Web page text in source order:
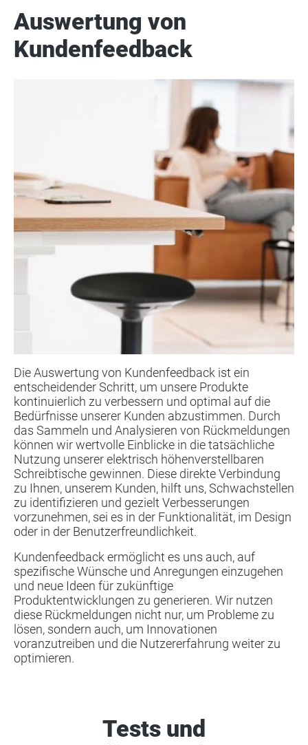
Auswertung von
Kundenfeedback
Die Auswertung von Kundenfeedback ist ein
entscheidender Schritt, um unsere Produkte
kontinuierlich zu verbessern und optimal auf die
Bedürfnisse unserer Kunden abzustimmen. Durch
das Sammeln und Analysieren von Rückmeldungen
können wir wertvolle Einblicke in die tatsächliche
Nutzung unserer elektrisch höhenverstellbaren
Schreibtische gewinnen. Diese direkte Verbindung
zu Ihnen, unserem Kunden, hilft uns, Schwachstellen
zu identifizieren und gezielt Verbesserungen
vorzunehmen, sei es in der Funktionalität, im Design
oder in der Benutzerfreundlichkeit.
Kundenfeedback ermöglicht es uns auch, auf
spezifische Wünsche und Anregungen einzugehen
und neue Ideen für zukünftige
Produktentwicklungen zu generieren. Wir nutzen
diese Rückmeldungen nicht nur, um Probleme zu
lösen, sondern auch, um Innovationen
voranzutreiben und die Nutzererfahrung weiter zu
optimieren.
Tests und